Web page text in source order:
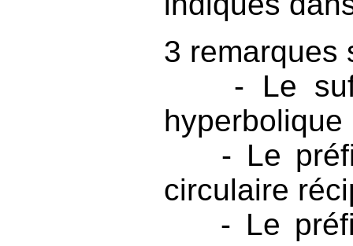
3 remarques
- Le
hyperbolique
- Le
circulaire
- Le